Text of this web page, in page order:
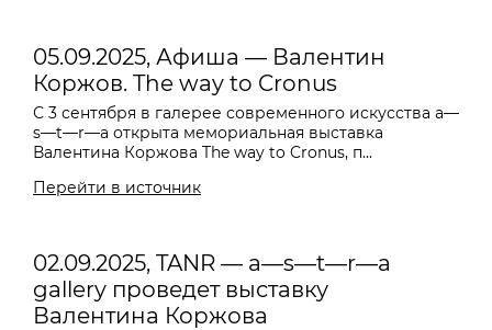
05.09.2025, Афиша — Валентин
Коржов. The way to Cronus
С 3 сентября в галерее современного искусства a—
s—t—r—a открыта мемориальная выставка
Валентина Коржова The way to Cronus, п...
Перейти в источник
02.09.2025, TANR — a—s—t—r—a
gallery проведет выставку
Валентина Коржова